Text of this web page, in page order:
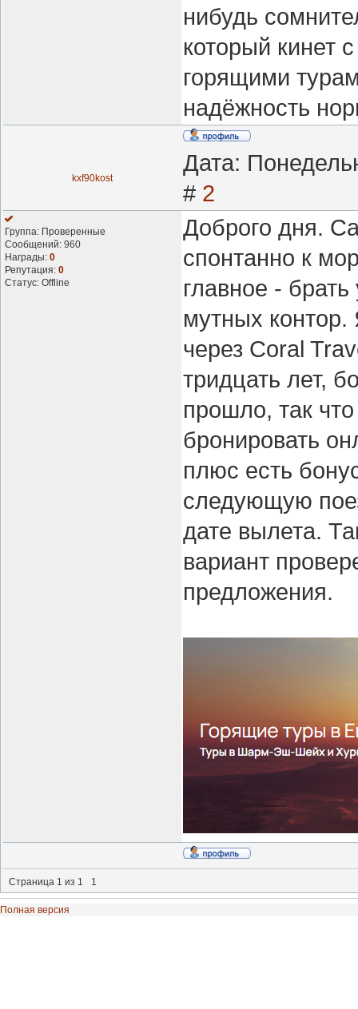
нибудь
который кинет
горящими
надёжность
kxf90kost
Дата:
# 2
Группа: Проверенные
Сообщений: 960
Награды: 0
Репутация: 0
Статус: Offline
Доброго дня.
спонтанно к
главное -
мутных
через Coral
тридцать лет,
прошло, так
бронировать
плюс есть
следующую
дате вылета.
вариант
предложения.
Страница 1 из 1 1
Полная версия